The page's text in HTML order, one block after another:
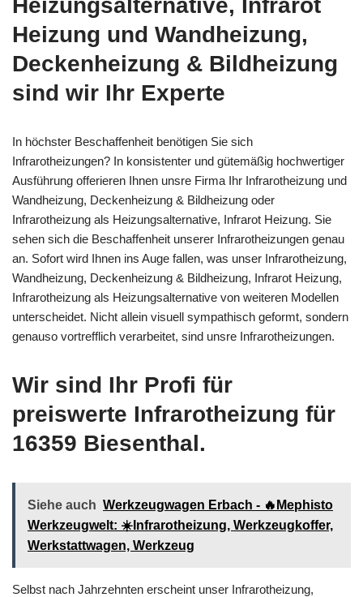
Heizungsalternative, Infrarot
Heizung und Wandheizung,
Deckenheizung & Bildheizung
sind wir Ihr Experte
In höchster Beschaffenheit benötigen Sie sich
Infrarotheizungen? In konsistenter und gütemäßig hochwertiger
Ausführung offerieren Ihnen unsre Firma Ihr Infrarotheizung und
Wandheizung, Deckenheizung & Bildheizung oder
Infrarotheizung als Heizungsalternative, Infrarot Heizung. Sie
sehen sich die Beschaffenheit unserer Infrarotheizungen genau
an. Sofort wird Ihnen ins Auge fallen, was unser Infrarotheizung,
Wandheizung, Deckenheizung & Bildheizung, Infrarot Heizung,
Infrarotheizung als Heizungsalternative von weiteren Modellen
unterscheidet. Nicht allein visuell sympathisch geformt, sondern
genauso vortrefflich verarbeitet, sind unsre Infrarotheizungen.
Wir sind Ihr Profi für
preiswerte Infrarotheizung für
16359 Biesenthal.
Siehe auch Werkzeugwagen Erbach - 🔥Mephisto
Werkzeugwelt: ☀️Infrarotheizung, Werkzeugkoffer,
Werkstattwagen, Werkzeug
Selbst nach Jahrzehnten erscheint unser Infrarotheizung,